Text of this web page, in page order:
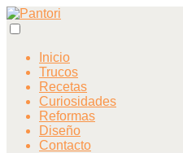
Inicio
Trucos
Recetas
Curiosidades
Reformas
Diseño
Contacto